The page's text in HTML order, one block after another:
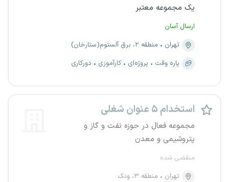
یک مجموعه معتبر
ارسال آسان
تهران
منطقه ۲، برق آلستوم(ستارخان)
پاره وقت
پروژه‌ای کارآموزی دورکاری
استخدام ۵ عنوان شغلی
مجموعه فعال در حوزه نفت و گاز و
پتروشیمی و معدن
منقضی شده
تهران
منطقه ۳، ونک